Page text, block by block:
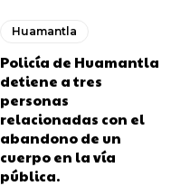
Huamantla
Policía de Huamantla
detiene a tres
personas
relacionadas con el
abandono de un
cuerpo en la vía
pública.